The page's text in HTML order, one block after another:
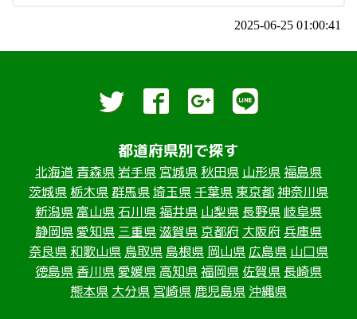
2025-06-25 01:00:41
都道府県別で探す
北海道 青森県岩手県 宮城県 秋田県 山形県福島県
茨城県栃木県群馬県埼玉県 千葉県 東京都神奈川県
新潟県 富山県 石川県福井県 山梨県長野県 岐阜県
静岡県愛知県 三重県滋賀県 京都府 大阪府兵庫県
奈良県 和歌山県 鳥取県 島根県 岡山県 広島県 山口県
徳島県 香川県愛媛県 高知県福岡県 佐賀県長崎県
熊本県 大分県 宮崎県 鹿児島県 沖縄県